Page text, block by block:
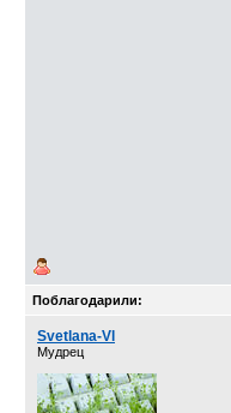
Поблагодарили:
Svetlana-Vl
Мудрец